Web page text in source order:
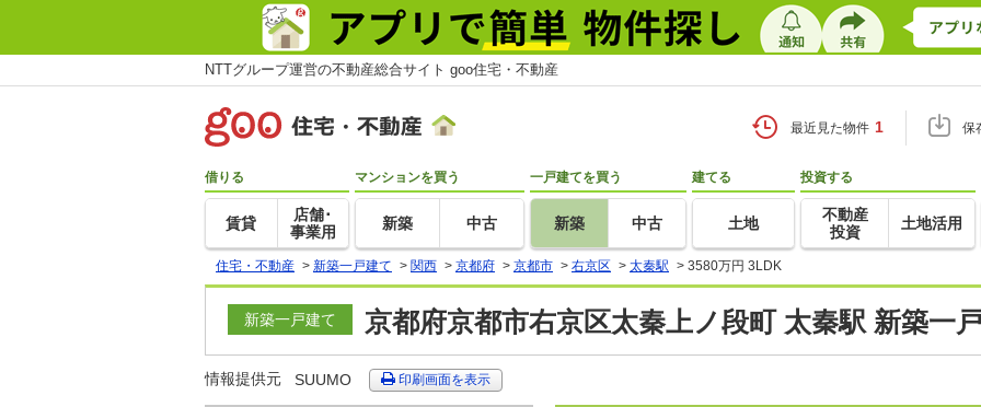
NTTグループ運営の不動産総合サイト goo住宅・不動産
最近見た物件 1 保
借りる
賃貸
店舗･
事業用
マンションを買う
新築 中古
一戸建てを買う
新築 中古
建てる
土地
投資する
不動産
投資
土地活用
住宅・不動産 > 新築一戸建て > 関西 > 京都府 > 京都市 > 右京区 > 太秦駅 > 3580万円 3LDK
新築一戸建て 京都府京都市右京区太秦上ノ段町 太秦駅 新築一
情報提供元 SUUMO 印刷画面を表示